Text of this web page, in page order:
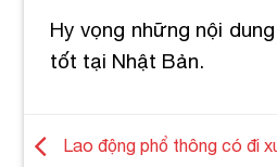
Hy vọng những nội
tốt tại Nhật Bản.
Lao động phổ thông có đi